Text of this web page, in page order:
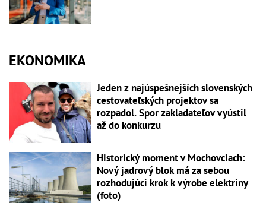
EKONOMIKA
Jeden z najúspešnejších slovenských
cestovateľských projektov sa
rozpadol. Spor zakladateľov vyústil
až do konkurzu
Historický moment v Mochovciach:
Nový jadrový blok má za sebou
rozhodujúci krok k výrobe elektriny
(foto)